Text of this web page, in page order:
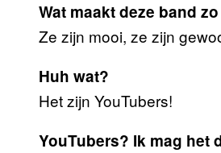
Wat maakt deze band
Ze zijn mooi, ze zijn
Huh wat?
Het zijn YouTubers!
YouTubers? Ik mag het